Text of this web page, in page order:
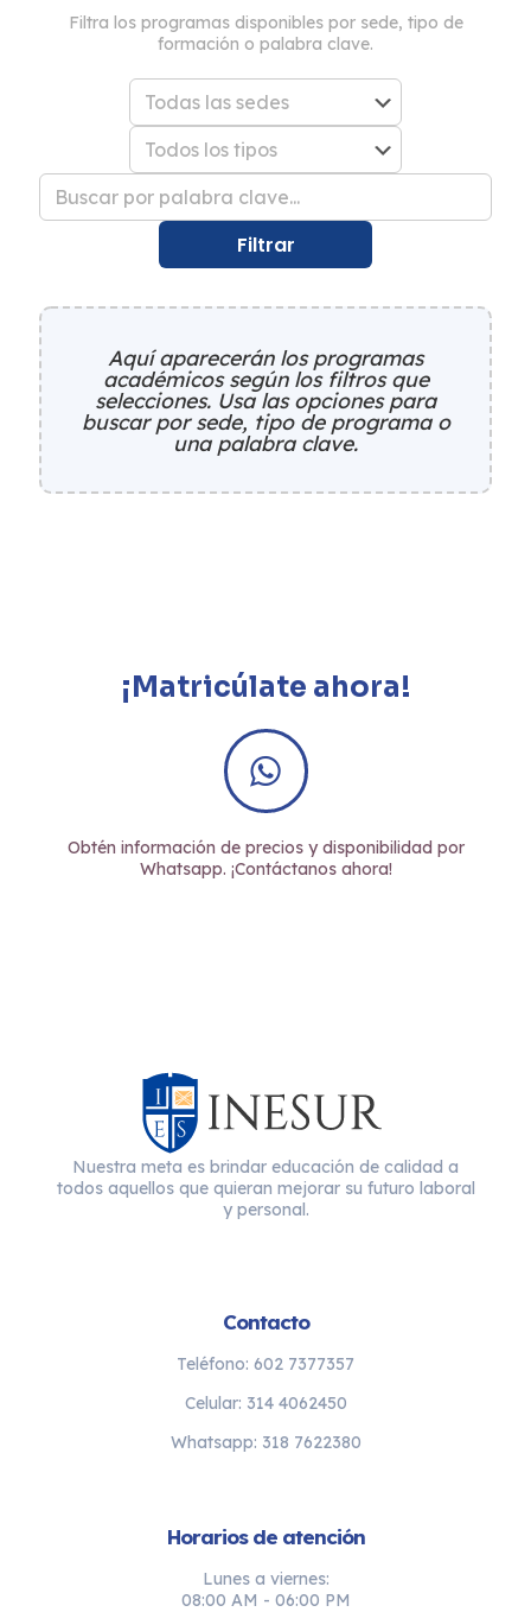
Filtra los programas disponibles por sede, tipo de
formación o palabra clave.
Filtrar
Aquí aparecerán los programas
académicos según los filtros que
selecciones. Usa las opciones para
buscar por sede, tipo de programa o
una palabra clave.
¡Matricúlate ahora!
Obtén información de precios y disponibilidad por
Whatsapp. ¡Contáctanos ahora!
Nuestra meta es brindar educación de calidad a
todos aquellos que quieran mejorar su futuro laboral
y personal.
Contacto
Teléfono: 602 7377357
Celular: 314 4062450
Whatsapp: 318 7622380
Horarios de atención
Lunes a viernes:
08:00 AM - 06:00 PM